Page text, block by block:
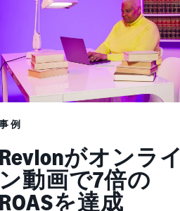
例
Revlonがオンライ
ン動画で7倍の
ROASを達成